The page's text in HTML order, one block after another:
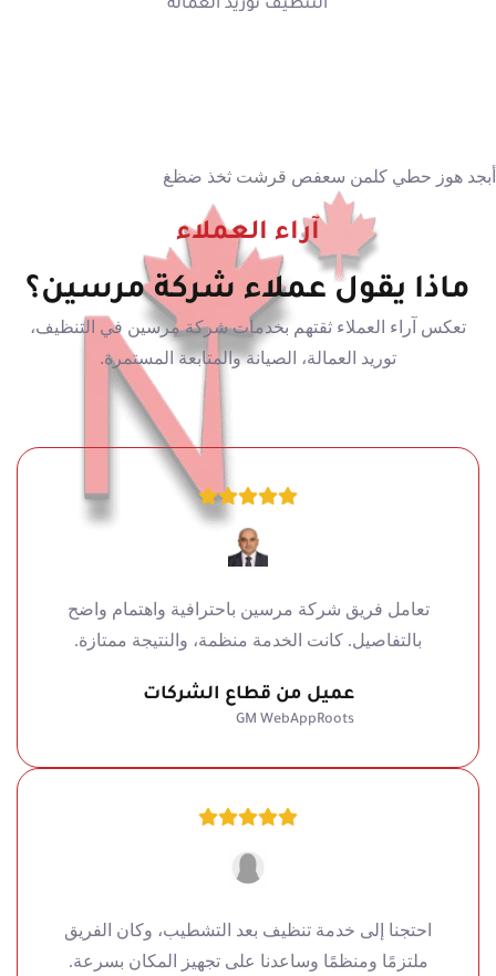
أبجد هوز حطي كلمن سعفص قرشت ثخذ ضظغ
آراء العملاء
ماذا يقول عملاء شركة مرسين؟
تعكس آراء العملاء ثقتهم بخدمات شركة مرسين في التنظيف،
توريد العمالة، الصيانة والمتابعة المستمرة.
تعامل فريق شركة مرسين باحترافية واهتمام واضح
بالتفاصيل. كانت الخدمة منظمة، والنتيجة ممتازة.
عميل من قطاع الشركات
GM WebAppRoots
احتجنا إلى خدمة تنظيف بعد التشطيب، وكان الفريق
ملتزمًا ومنظمًا وساعدنا على تجهيز المكان بسرعة.